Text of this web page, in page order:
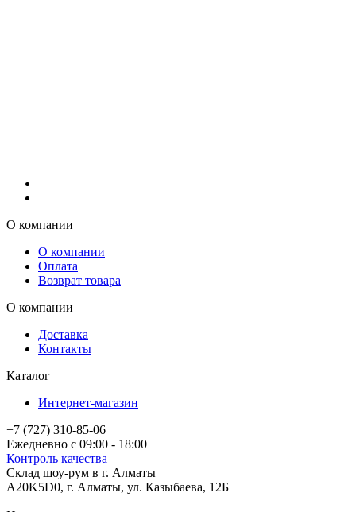
О компании
О компании
Оплата
Возврат товара
О компании
Доставка
Контакты
Каталог
Интернет-магазин
+7 (727) 310-85-06
Ежедневно с 09:00 - 18:00
Контроль качества
Склад шоу-рум в г. Алматы
A20K5D0, г. Алматы, ул. Казыбаева, 12Б